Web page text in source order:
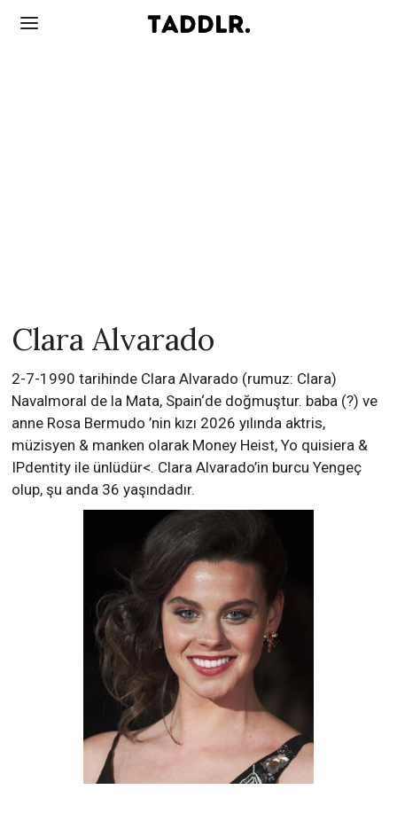
Clara Alvarado
2-7-1990 tarihinde Clara Alvarado (rumuz: Clara)
Navalmoral de la Mata, Spain‘de doğmuştur. baba (?) ve
anne Rosa Bermudo ’nin kızı 2026 yılında aktris,
müzisyen & manken olarak Money Heist, Yo quisiera &
IPdentity ile ünlüdür<. Clara Alvarado’in burcu Yengeç
olup, şu anda 36 yaşındadır.